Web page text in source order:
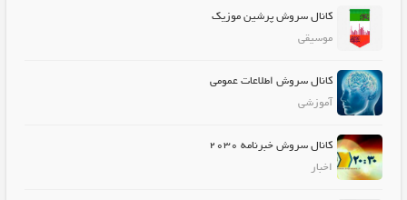
کانال سروش پرشین موزیک
موسیقی
کانال سروش اطلاعات عمومی
آموزشی
کانال سروش خبرنامه 2030
اخبار